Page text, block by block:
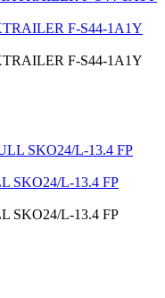
F-S44-1A1Y
F-S44-1A1Y
SKO24/L-13.4 FP
SKO24/L-13.4 FP